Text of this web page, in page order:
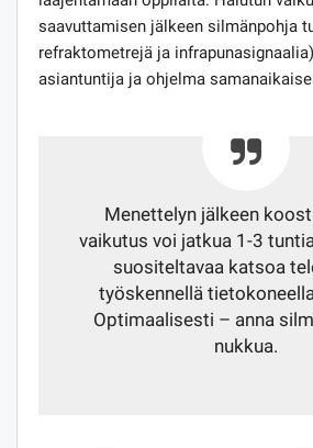
saavuttamisen jälkeen silmänpohja
refraktometrejä ja
asiantuntija ja ohjelma
Menettelyn jälkeen
vaikutus voi jatkua 1-3
suositeltavaa katsoa
työskennellä
Optimaalisesti – anna
nukkua.